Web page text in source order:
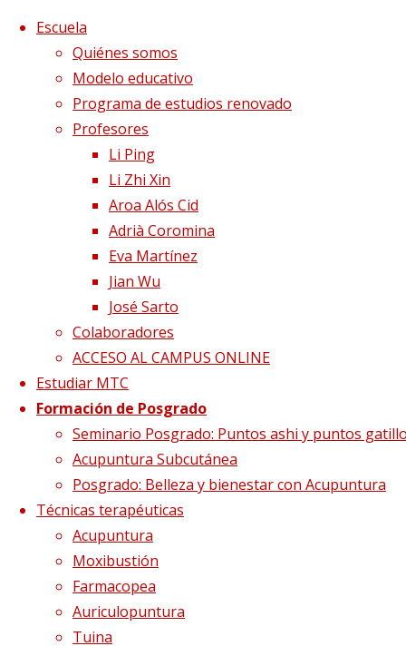
Saltar al contenido
Escuela
Quiénes somos
Modelo educativo
Programa de estudios renovado
Profesores
Li Ping
Li Zhi Xin
Aroa Alós Cid
Adrià Coromina
Eva Martínez
Jian Wu
José Sarto
Colaboradores
ACCESO AL CAMPUS ONLINE
Estudiar MTC
Formación de Posgrado
Seminario Posgrado: Puntos ashi y puntos
Acupuntura Subcutánea
Posgrado: Belleza y bienestar con Acupuntura
Técnicas terapéuticas
Acupuntura
Moxibustión
Farmacopea
Auriculopuntura
Tuina
Página de InicioBlog
autoestimulación para el sistema inmunitario
1. Meridiano Pulmón
1. Meridiano
Pulmón
Tamaño completo
de autoestimulación para el sistema